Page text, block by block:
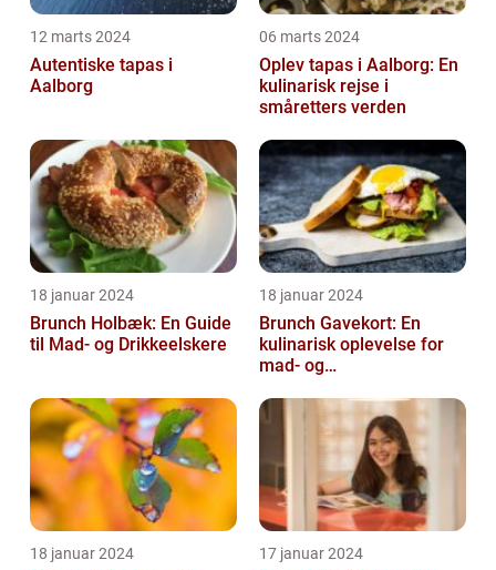
12 marts 2024
Autentiske tapas i
Aalborg
06 marts 2024
Oplev tapas i Aalborg: En
kulinarisk rejse i
småretters verden
18 januar 2024
Brunch Holbæk: En Guide
til Mad- og Drikkeelskere
18 januar 2024
Brunch Gavekort: En
kulinarisk oplevelse for
mad- og
18 januar 2024 17 januar 2024